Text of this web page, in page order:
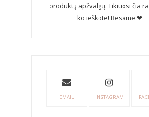
produktų apžvalgų. Tikiuosi čia
ko ieškote! Besame ❤
EMAIL INSTAGRAM